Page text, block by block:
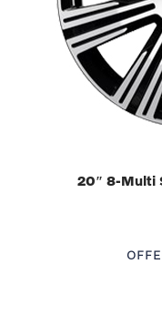
20″ 8-Multi